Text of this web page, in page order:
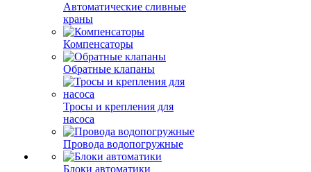
Автоматические сливные
краны
Компенсаторы
Обратные клапаны
Тросы и крепления для
насоса
Провода водопогружные
Блоки автоматики